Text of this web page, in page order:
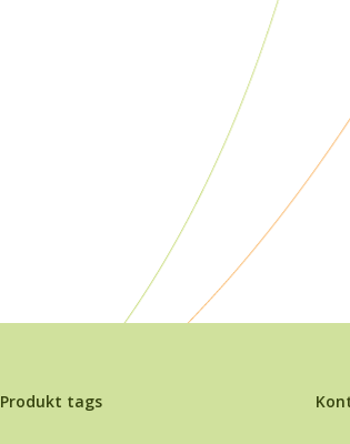
Produkt tags